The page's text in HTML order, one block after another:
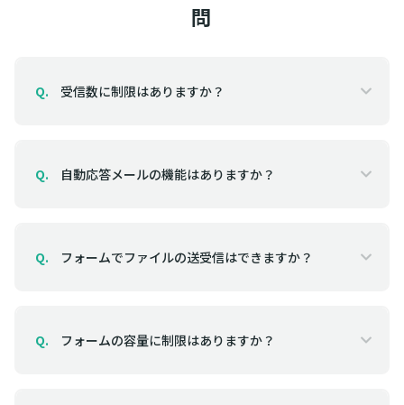
問
Q. 受信数に制限はありますか？
Q. 自動応答メールの機能はありますか？
Q. フォームでファイルの送受信はできますか？
Q. フォームの容量に制限はありますか？